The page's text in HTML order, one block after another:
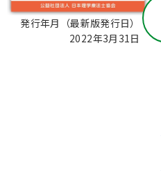
発行年月（最新版発行日）：
2022年3月31日